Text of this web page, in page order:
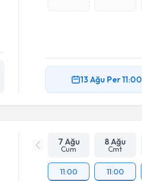
13 Ağu Per11:00
7 Ağu
Cum
8 Ağu
Cmt
11:00
11:00